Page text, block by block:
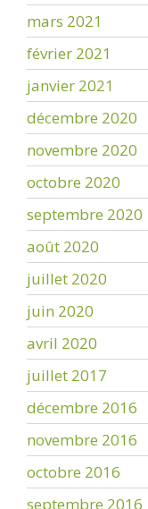
mars 2021
février 2021
janvier 2021
décembre 2020
novembre 2020
octobre 2020
septembre 2020
août 2020
juillet 2020
juin 2020
avril 2020
juillet 2017
décembre 2016
novembre 2016
octobre 2016
septembre 2016